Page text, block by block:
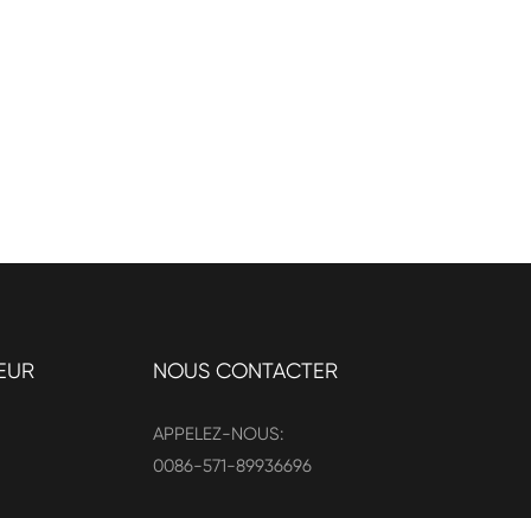
NOUS CONTACTER
APPELEZ-NOUS:
0086-571-89936696